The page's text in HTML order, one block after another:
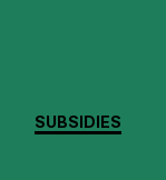
SUBSIDIES